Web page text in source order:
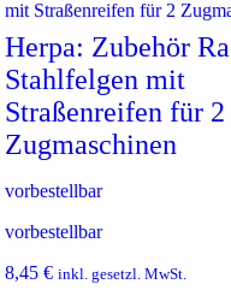
Herpa: Zubehör
Stahlfelgen mit
Straßenreifen für 2
Zugmaschinen
vorbestellbar
vorbestellbar
8,45 € inkl. gesetzl. MwSt.